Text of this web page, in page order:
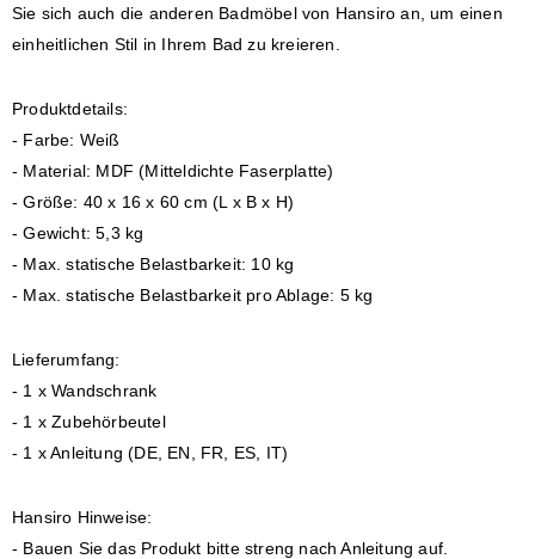
Sie sich auch die anderen Badmöbel von Hansiro an, um einen
einheitlichen Stil in Ihrem Bad zu kreieren.
Produktdetails:
- Farbe: Weiß
- Material: MDF (Mitteldichte Faserplatte)
- Größe: 40 x 16 x 60 cm (L x B x H)
- Gewicht: 5,3 kg
- Max. statische Belastbarkeit: 10 kg
- Max. statische Belastbarkeit pro Ablage: 5 kg
Lieferumfang:
- 1 x Wandschrank
- 1 x Zubehörbeutel
- 1 x Anleitung (DE, EN, FR, ES, IT)
Hansiro Hinweise:
- Bauen Sie das Produkt bitte streng nach Anleitung auf.